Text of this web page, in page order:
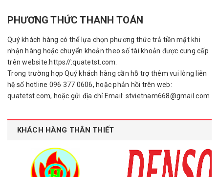
PHƯƠNG THỨC THANH TOÁN
Quý khách hàng có thể lựa chọn phương thức trả tiền mặt khi
nhận hàng hoặc chuyển khoản theo số tài khoản được cung cấp
trên website:https//:quatetst.com.
Trong trường hợp Quý khách hàng cần hỗ trợ thêm vui lòng liên
hệ số hotline 096 377 0606, hoặc phản hồi trên web:
quatetst.com, hoặc gửi địa chỉ Email: stvietnam668@gmail.com
KHÁCH HÀNG THÂN THIẾT